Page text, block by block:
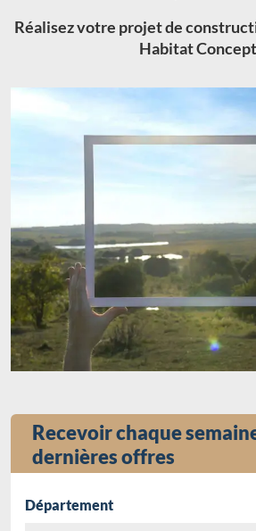
Réalisez votre projet de
Habitat
Recevoir chaque
dernières offres
Département